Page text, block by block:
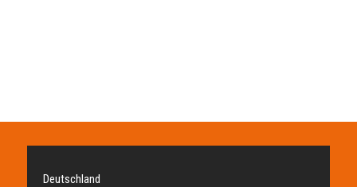
Deutschland